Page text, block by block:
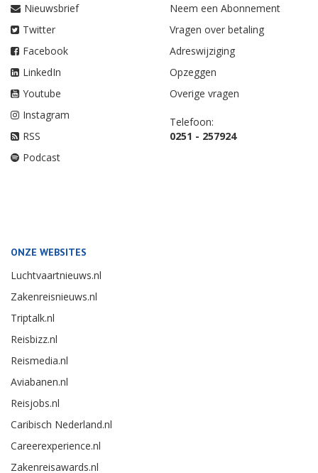
Nieuwsbrief
Twitter
Facebook
LinkedIn
Youtube
Instagram
RSS
Podcast
Neem een Abonnement
Vragen over betaling
Adreswijziging
Opzeggen
Overige vragen
Telefoon:
0251 - 257924
ONZE WEBSITES
Luchtvaartnieuws.nl
Zakenreisnieuws.nl
Triptalk.nl
Reisbizz.nl
Reismedia.nl
Aviabanen.nl
Reisjobs.nl
Caribisch Nederland.nl
Careerexperience.nl
Zakenreisawards.nl